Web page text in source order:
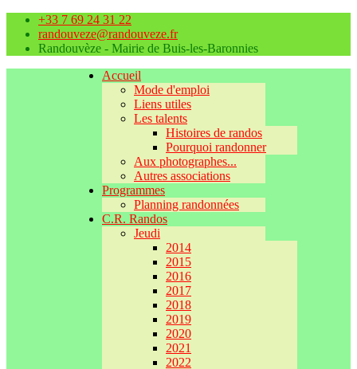
+33 7 69 24 31 22
randouveze@randouveze.fr
Randouvèze - Mairie de Buis-les-Baronnies
Accueil
Mode d'emploi
Liens utiles
Les talents
Histoires de randos
Pourquoi randonner
Aux photographes...
Autres associations
Programmes
Planning randonnées
C.R. Randos
Jeudi
2014
2015
2016
2017
2018
2019
2020
2021
2022